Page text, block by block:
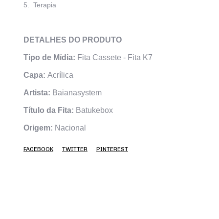
5. Terapia
DETALHES DO PRODUTO
Tipo de Mídia: Fita Cassete - Fita K7
Capa: Acrílica
Artista: Baianasystem
Título da Fita: Batukebox
Origem: Nacional
FACEBOOK TWITTER PINTEREST